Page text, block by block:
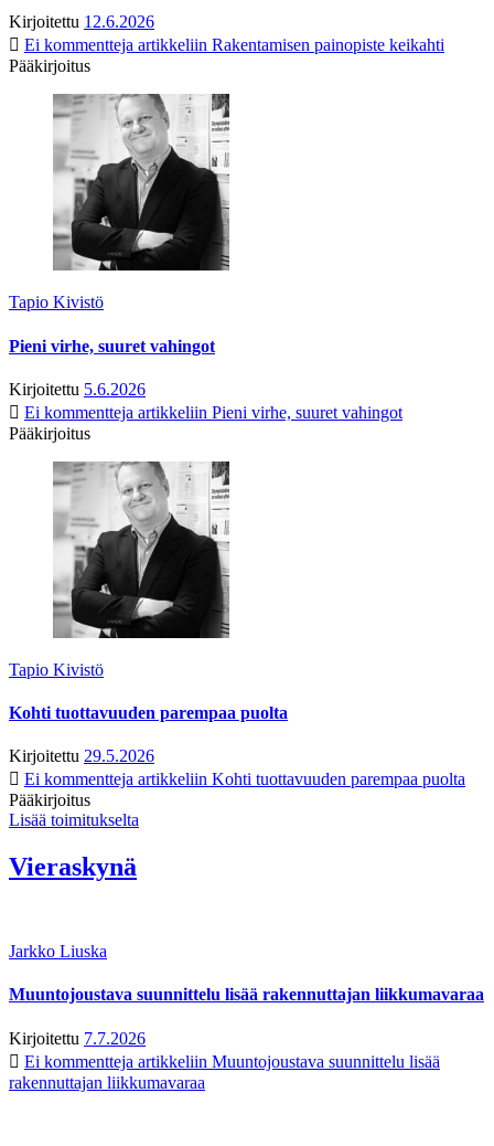
Kirjoitettu 12.6.2026
Ei kommentteja artikkeliin Rakentamisen painopiste keikahti
Pääkirjoitus
Tapio Kivistö
Pieni virhe, suuret vahingot
Kirjoitettu 5.6.2026
Ei kommentteja artikkeliin Pieni virhe, suuret vahingot
Pääkirjoitus
Tapio Kivistö
Kohti tuottavuuden parempaa puolta
Kirjoitettu 29.5.2026
Ei kommentteja artikkeliin Kohti tuottavuuden parempaa puolta
Pääkirjoitus
Lisää toimitukselta
Vieraskynä
Jarkko Liuska
Muuntojoustava suunnittelu lisää rakennuttajan liikkumavaraa
Kirjoitettu 7.7.2026
Ei kommentteja artikkeliin Muuntojoustava suunnittelu lisää
rakennuttajan liikkumavaraa